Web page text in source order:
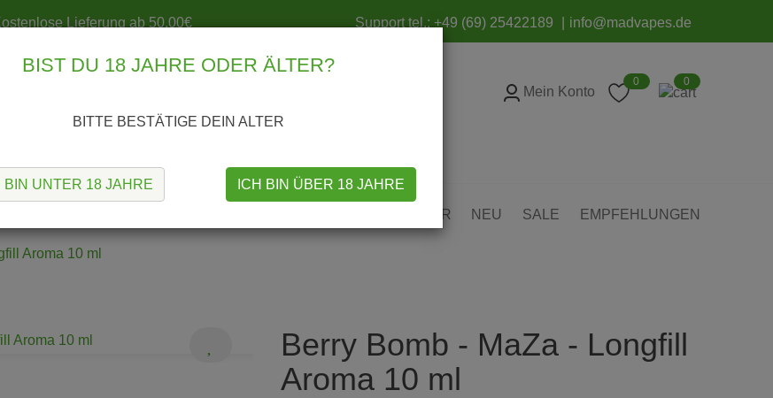
BIST DU 18 JAHRE ODER ÄLTER?
BITTE BESTÄTIGE DEIN ALTER
BIN UNTER 18 JAHRE ICH BIN ÜBER 18 JAHRE
Lieferung ab 50,00€ Support tel.: +49 (69) 25422189 info@madvapes.de
Mein Konto
0 0
ZUBEHÖR NEU SALE EMPFEHLUNGEN
Aroma 10 ml
Berry Bomb - MaZa - Longfill
Aroma 10 ml